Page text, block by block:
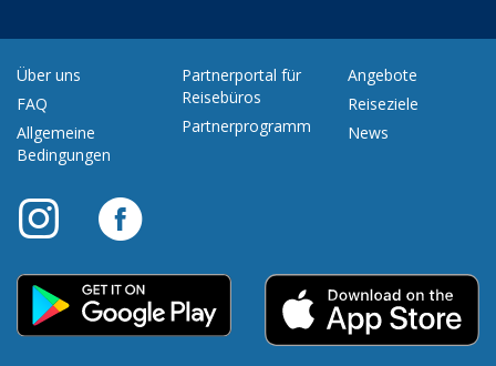
Über uns
FAQ
Allgemeine
Bedingungen
Partnerportal für
Reisebüros
Partnerprogramm
Angebote
Reiseziele
News